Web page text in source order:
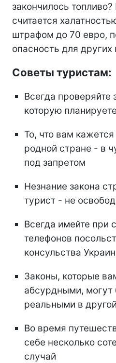
закончилось
считается
штрафом до 70 евро,
опасность для других
Советы туристам:
Всегда проверяйте
которую
То, что вам
родной стране - в
под запретом
Незнание закона
турист - не
Всегда имейте при
телефонов
консульства
Законы, которые
абсурдными, могут
реальными в
Во время
себе несколько
случай